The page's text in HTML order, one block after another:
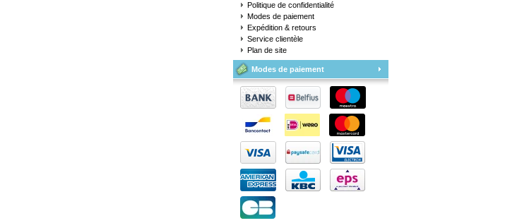
Politique de confidentialité
Modes de paiement
Expédition & retours
Service clientèle
Plan de site
Modes de paiement